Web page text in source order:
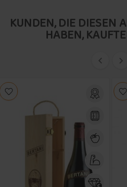
KUNDEN, DIE DIESEN
HABEN,
 